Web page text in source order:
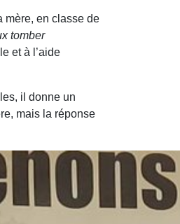
mère, en classe de
tomber
et à l’aide
il donne un
mais la réponse